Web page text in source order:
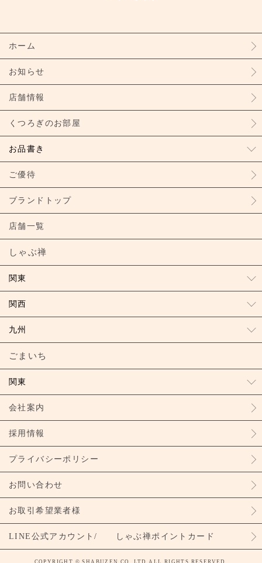
ホーム
お知らせ
店舗情報
くつろぎのお部屋
お品書き
ご優待
ブランドトップ
店舗一覧
しゃぶ禅
関東
関西
九州
ごまいち
関東
会社案内
採用情報
プライバシーポリシー
お問い合わせ
お取引希望業者様
LINE公式アカウント/ しゃぶ禅ポイントカード